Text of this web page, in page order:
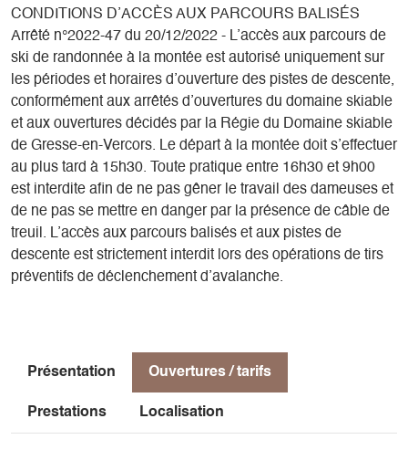
CONDITIONS D’ACCÈS AUX PARCOURS BALISÉS
Arrêté n°2022-47 du 20/12/2022 - L’accès aux parcours de
ski de randonnée à la montée est autorisé uniquement sur
les périodes et horaires d’ouverture des pistes de descente,
conformément aux arrêtés d’ouvertures du domaine skiable
et aux ouvertures décidés par la Régie du Domaine skiable
de Gresse-en-Vercors. Le départ à la montée doit s’effectuer
au plus tard à 15h30. Toute pratique entre 16h30 et 9h00
est interdite afin de ne pas gêner le travail des dameuses et
de ne pas se mettre en danger par la présence de câble de
treuil. L’accès aux parcours balisés et aux pistes de
descente est strictement interdit lors des opérations de tirs
préventifs de déclenchement d’avalanche.
Présentation Ouvertures / tarifs
Prestations Localisation